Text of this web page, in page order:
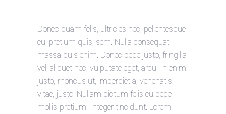
Donec quam felis, ultricies nec, pellentesque
eu, pretium quis, sem. Nulla consequat
massa quis enim. Donec pede justo, fringilla
vel, aliquet nec, vulputate eget, arcu. In enim
justo, rhoncus ut, imperdiet a, venenatis
vitae, justo. Nullam dictum felis eu pede
mollis pretium. Integer tincidunt. Lorem